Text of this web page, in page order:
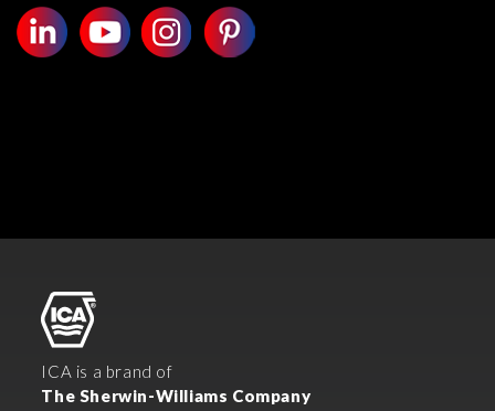
ICA is a brand of
The Sherwin-Williams Company